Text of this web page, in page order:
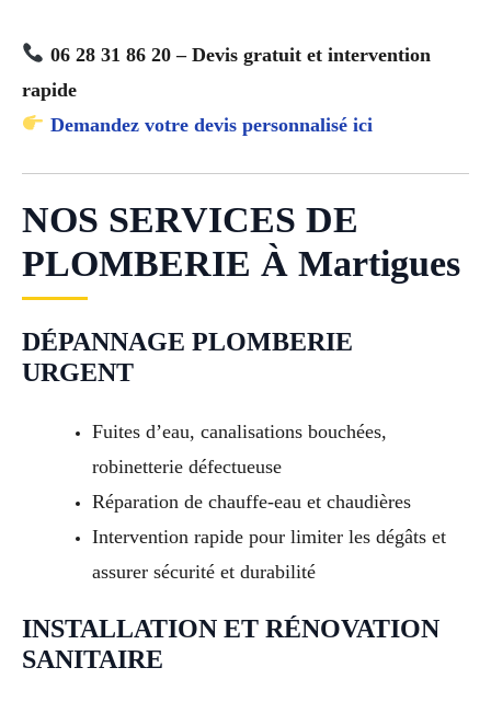
06 28 31 86 20 – Devis gratuit et intervention
rapide
Demandez votre devis personnalisé ici
NOS SERVICES DE
PLOMBERIE À Martigues
DÉPANNAGE PLOMBERIE
URGENT
Fuites d’eau, canalisations bouchées,
robinetterie défectueuse
Réparation de chauffe-eau et chaudières
Intervention rapide pour limiter les dégâts et
assurer sécurité et durabilité
INSTALLATION ET RÉNOVATION
SANITAIRE